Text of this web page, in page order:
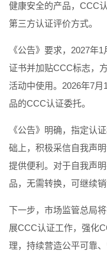
健康安全的产品，CCC
第三方认证评价方式。
《公告》要求，2027年
证书并加贴CCC标志，
活动中使用。2026年7
品的CCC认证委托。
《公告》明确，指定认
础上，积极采信自我声
提供便利。对于自我声
品，无需转换，可继续销
下一步，市场监管总局
展CCC认证工作，强化
理，持续营造公平可靠